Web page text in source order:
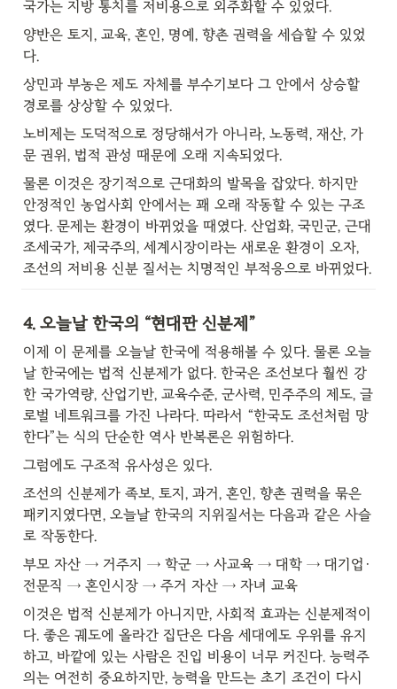
국가는 지방 통치를 저비용으로 외주화할 수 있었다.
양반은 토지, 교육, 혼인, 명예, 향촌 권력을 세습할 수 있었
다.
상민과 부농은 제도 자체를 부수기보다 그 안에서 상승할
경로를 상상할 수 있었다.
노비제는 도덕적으로 정당해서가 아니라, 노동력, 재산, 가
문 권위, 법적 관성 때문에 오래 지속되었다.
물론 이것은 장기적으로 근대화의 발목을 잡았다. 하지만
안정적인 농업사회 안에서는 꽤 오래 작동할 수 있는 구조
였다. 문제는 환경이 바뀌었을 때였다. 산업화, 국민군, 근대
조세국가, 제국주의, 세계시장이라는 새로운 환경이 오자,
조선의 저비용 신분 질서는 치명적인 부적응으로 바뀌었다.
4. 오늘날 한국의 “현대판 신분제”
이제 이 문제를 오늘날 한국에 적용해볼 수 있다. 물론 오늘
날 한국에는 법적 신분제가 없다. 한국은 조선보다 훨씬 강
한 국가역량, 산업기반, 교육수준, 군사력, 민주주의 제도, 글
로벌 네트워크를 가진 나라다. 따라서 “한국도 조선처럼 망
한다”는 식의 단순한 역사 반복론은 위험하다.
그럼에도 구조적 유사성은 있다.
조선의 신분제가 족보, 토지, 과거, 혼인, 향촌 권력을 묶은
패키지였다면, 오늘날 한국의 지위질서는 다음과 같은 사슬
로 작동한다.
부모 자산 → 거주지 → 학군 → 사교육 → 대학 → 대기업·
전문직 → 혼인시장 → 주거 자산 → 자녀 교육
이것은 법적 신분제가 아니지만, 사회적 효과는 신분제적이
다. 좋은 궤도에 올라간 집단은 다음 세대에도 우위를 유지
하고, 바깥에 있는 사람은 진입 비용이 너무 커진다. 능력주
의는 여전히 중요하지만, 능력을 만드는 초기 조건이 다시